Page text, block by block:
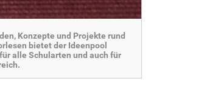
Konzepte und Projekte rund
bietet der Ideenpool
alle Schularten und auch für